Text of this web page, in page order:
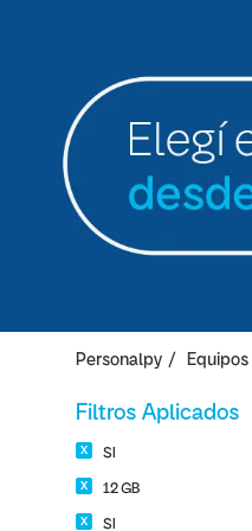
Personalpy Equipos
Filtros Aplicados
SI
12 GB
SI